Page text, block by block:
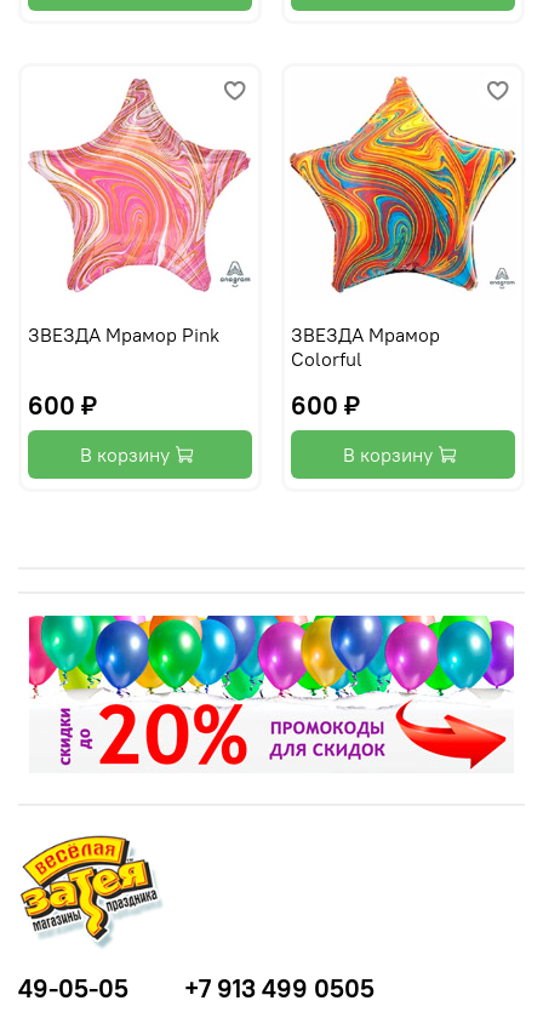
ЗВЕЗДА Мрамор Pink
600 ₽
В корзину
ЗВЕЗДА Мрамор
Colorful
600 ₽
В корзину
49-05-05 +7 913 499 0505